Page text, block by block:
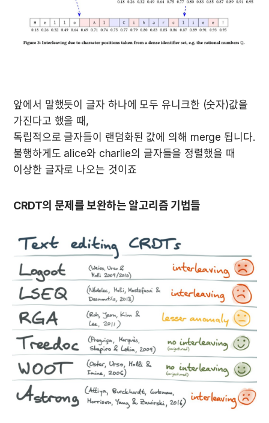
앞에서 말했듯이 글자 하나에 모두 유니크한 (숫자)값을
가진다고 했을 때,
독립적으로 글자들이 랜덤화된 값에 의해 merge 됩니다.
불행하게도 alice와 charlie의 글자들을 정렬했을 때
이상한 글자로 나오는 것이죠
CRDT의 문제를 보완하는 알고리즘 기법들